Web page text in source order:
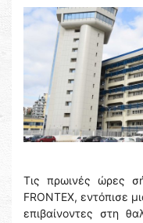
Τις πρωινές ώρες
FRONTEX, εντόπισε
επιβαίνοντες στη